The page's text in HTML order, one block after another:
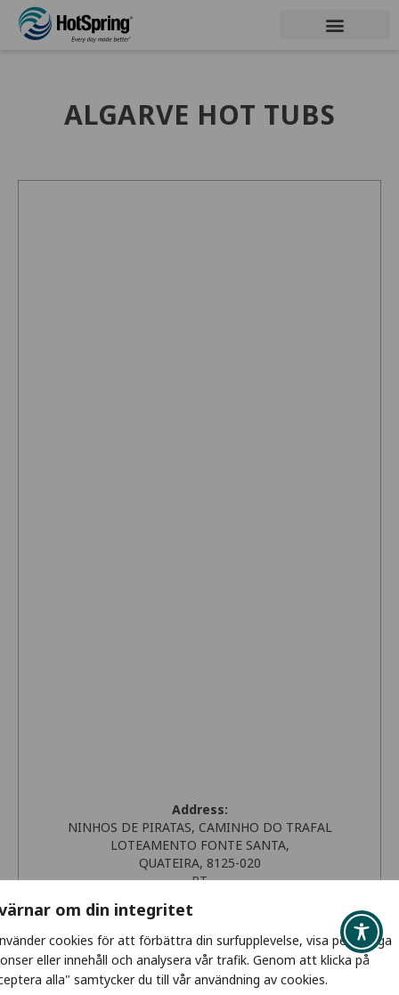
om din integritet
cookies för att förbättra din surfupplevelse, visa personliga
eller innehåll och analysera vår trafik. Genom att klicka på
alla" samtycker du till vår användning av cookies.
ALGARVE HOT TUBS
Address:
NINHOS DE PIRATAS, CAMINHO DO TRAFAL
LOTEAMENTO FONTE SANTA,
QUATEIRA, 8125-020
PT
Get Directions
Phone:
+351912356287